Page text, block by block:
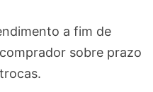
a fim de
sobre prazo